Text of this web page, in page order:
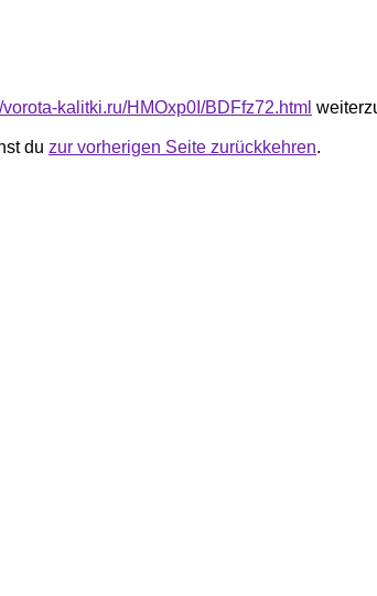
vorota-kalitki.ru/HMOxp0I/BDFfz72.html
du zur vorherigen Seite zurückkehren.